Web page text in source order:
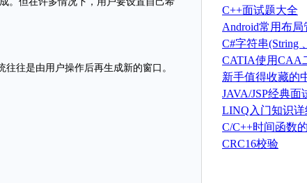
往是由用户操作后再生成新的窗口。
C++面试题大全
Android常用布
C#字符串(String
总结
CATIA使用CAA
建草图
新手值得收藏的
新手且英文不好
JAVA/JSP经典面
LINQ入门知识
C/C++时间函数
CRC16校验